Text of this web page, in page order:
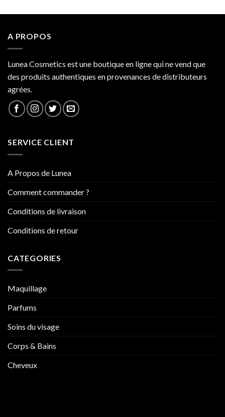
A PROPOS
Lunea Cosmetics est une boutique en ligne qui ne vend que
des produits authentiques en provenances de distributeurs
agrées.
SERVICE CLIENT
A Propos de Lunea
Comment commander ?
Conditions de livraison
Conditions de retour
CATEGORIES
Maquillage
Parfums
Soins du visage
Corps & Bains
Cheveux